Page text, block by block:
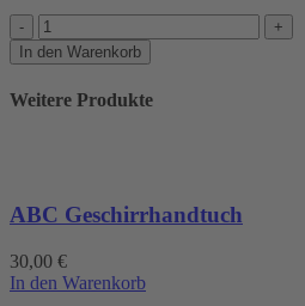
Acryl
Menge
In den Warenkorb
Weitere Produkte
ABC Geschirrhandtuch
30,00 €
In den Warenkorb